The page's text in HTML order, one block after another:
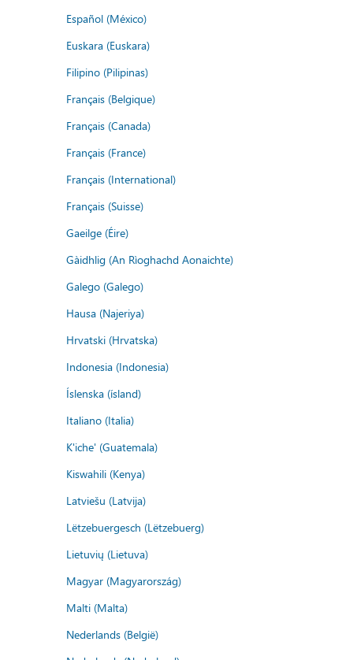
Español (México)
Euskara (Euskara)
Filipino (Pilipinas)
Français (Belgique)
Français (Canada)
Français (France)
Français (International)
Français (Suisse)
Gaeilge (Éire)
Gàidhlig (An Rìoghachd Aonaichte)
Galego (Galego)
Hausa (Najeriya)
Hrvatski (Hrvatska)
Indonesia (Indonesia)
Íslenska (ísland)
Italiano (Italia)
K'iche' (Guatemala)
Kiswahili (Kenya)
Latviešu (Latvija)
Lëtzebuergesch (Lëtzebuerg)
Lietuvių (Lietuva)
Magyar (Magyarország)
Malti (Malta)
Nederlands (België)